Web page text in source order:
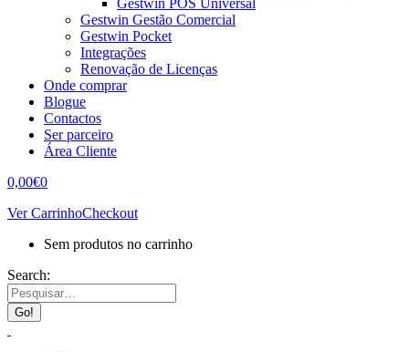
Gestwin POS Universal
Gestwin Gestão Comercial
Gestwin Pocket
Integrações
Renovação de Licenças
Onde comprar
Blogue
Contactos
Ser parceiro
Área Cliente
0,00€0
Ver CarrinhoCheckout
Sem produtos no carrinho
Search: